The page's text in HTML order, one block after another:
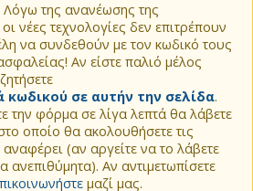
Λόγω της ανανέωσης της
νέες τεχνολογίες δεν επιτρέπουν
να συνδεθούν με τον κωδικό τους
Αν είστε παλιό μέλος
σε αυτήν την σελίδα.
την φόρμα σε λίγα λεπτά θα λάβετε
οποίο θα ακολουθήσετε τις
(αν αργείτε να το λάβετε
ανεπιθύμητα). Αν αντιμετωπίσετε
μαζί μας.